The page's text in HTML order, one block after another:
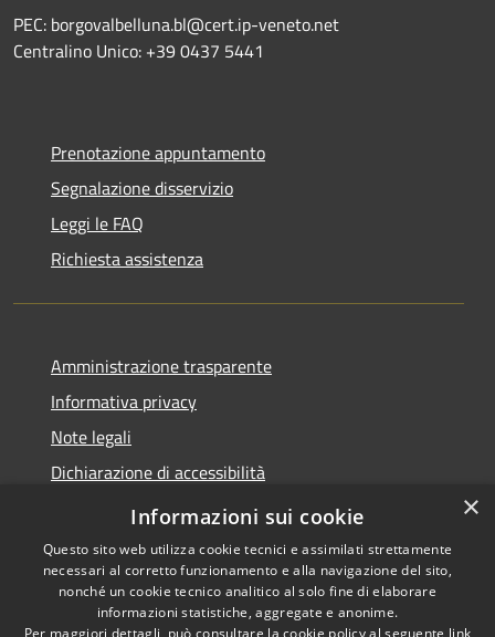
PEC: borgovalbelluna.bl@cert.ip-veneto.net
Centralino Unico: +39 0437 5441
Prenotazione appuntamento
Segnalazione disservizio
Leggi le FAQ
Richiesta assistenza
Amministrazione trasparente
Informativa privacy
Note legali
Dichiarazione di accessibilità
Piano di miglioramento dei servizi
Copyright © 2026 • Comune di
×
Informazioni sui cookie
Questo sito web utilizza cookie tecnici e assimilati strettamente
necessari al corretto funzionamento e alla navigazione del sito,
nonché un cookie tecnico analitico al solo fine di elaborare
informazioni statistiche, aggregate e anonime.
Per maggiori dettagli, può consultare la cookie policy al seguente link